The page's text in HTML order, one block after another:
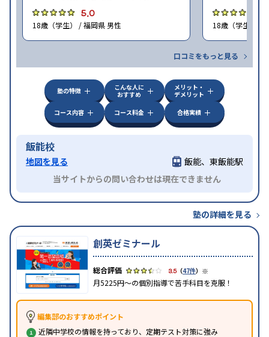
5.0
18歳（学生） / 福岡県 男性 18歳（学生） /
口コミをもっと見る
塾の特徴
こんな人に
おすすめ
メリット・
デメリット
コース内容
コース料金 合格実績
飯能校
地図を見る
飯能、東飯能駅
当サイトからの問い合わせは現在できません
塾の詳細を見る
創英ゼミナール
3.5（47件） ※
月5225円～の個別指導で苦手科目を克服！
編集部のおすすめポイント
近隣中学校の情報を持っており、定期テスト対策に強み